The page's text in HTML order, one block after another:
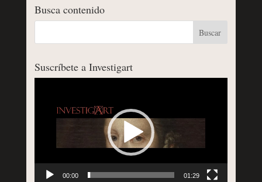
Busca contenido
Suscríbete a Investigart
00:00 01:29